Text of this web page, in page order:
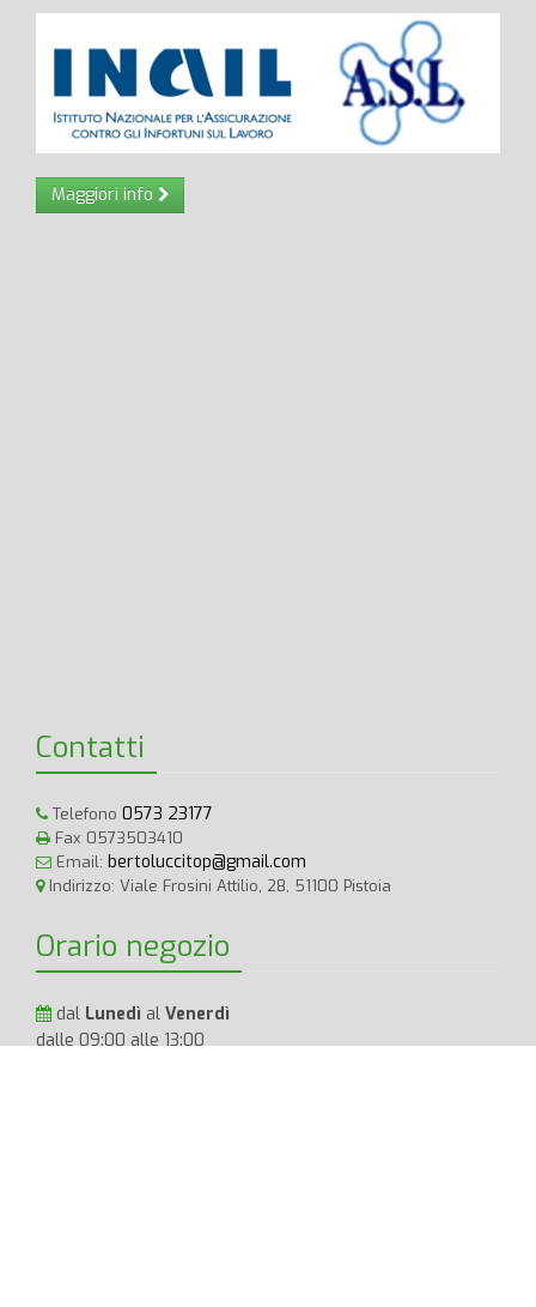
Maggiori info
Contatti
Telefono 0573 23177
Fax 0573503410
Email: bertoluccitop@gmail.com
Indirizzo: Viale Frosini Attilio, 28, 51100 Pistoia
Orario negozio
dal Lunedì al Venerdì
dalle 09:00 alle 13:00